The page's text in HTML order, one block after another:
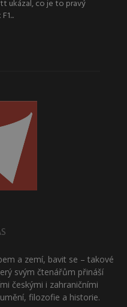
ukázal, co je to pravý
a zemí, bavit se – takové
svým čtenářům přináší
českými i zahraničními
filozofie a historie.